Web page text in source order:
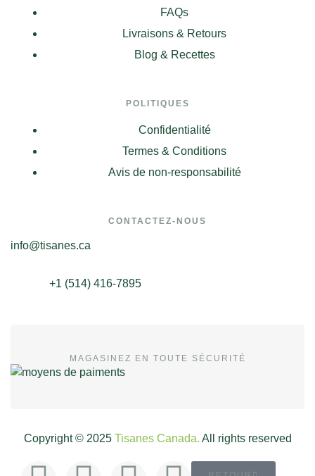
FAQs
Livraisons & Retours
Blog & Recettes
POLITIQUES
Confidentialité
Termes & Conditions
Avis de non-responsabilité
CONTACTEZ-NOUS
info@tisanes.ca
+1 (514) 416-7895
MAGASINEZ EN TOUTE SÉCURITÉ
Copyright © 2025 Tisanes Canada. All rights reserved